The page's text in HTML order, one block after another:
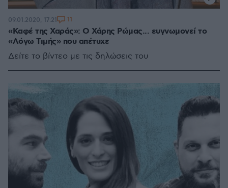
«Καφέ της Χαράς»: Ο Χάρης Ρώμας... ευγνωμονεί το
«Λόγω Τιμής» που απέτυχε
Δείτε το βίντεο με τις δηλώσεις του
09.01.2020, 17:21 11